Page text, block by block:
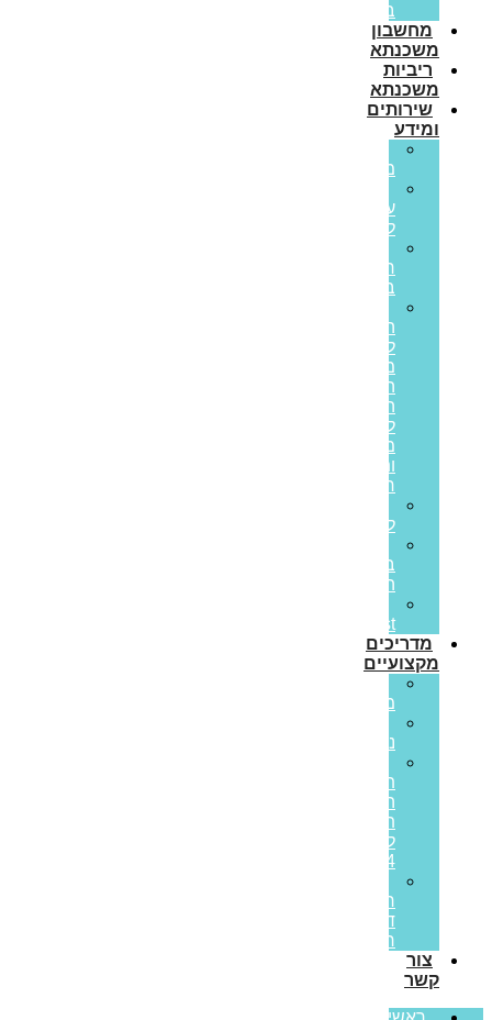
בפריים
מחשבון
משכנתא
ריביות
משכנתא
שירותים
ומידע
משכנתא
עצמי
למשכנתא
חוץ
בנקאית
הלוואות
לבעלי
משכנתאות:
המדריך
המלא
ליציאה
מחובות
ותזרים
חיובי
לעסקים
בערבות
המדינה
Invest
מדריכים
מקצועיים
משתנה
נומינלית
תשומות
הבנייה
תחזית
לשנת
2024
רכישה
דירה
ראשונה
צור
קשר